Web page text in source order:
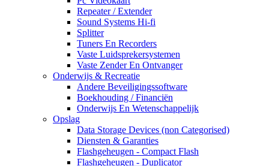
Repeater / Extender
Sound Systems Hi-fi
Splitter
Tuners En Recorders
Vaste Luidsprekersystemen
Vaste Zender En Ontvanger
Onderwijs & Recreatie
Andere Beveiligingssoftware
Boekhouding / Financiën
Onderwijs En Wetenschappelijk
Opslag
Data Storage Devices (non Categorised)
Diensten & Garanties
Flashgeheugen - Compact Flash
Flashgeheugen - Duplicator